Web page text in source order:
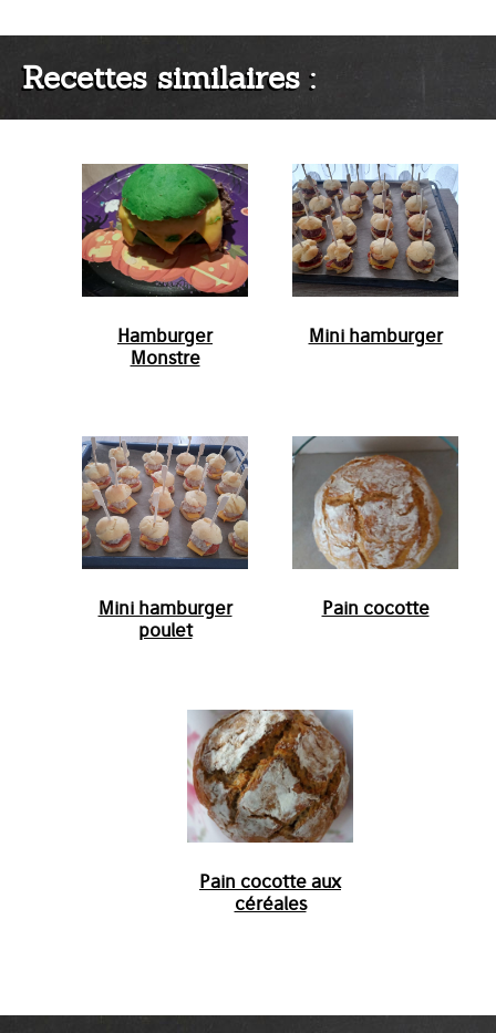
Recettes similaires :
Hamburger
Monstre
Mini hamburger
Mini hamburger
poulet
Pain cocotte
Pain cocotte aux
céréales